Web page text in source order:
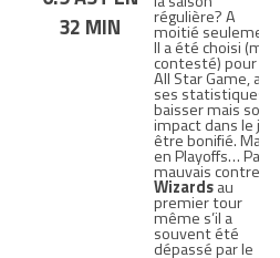
32 MIN
régulière? A
moitié
Il a été choisi
contesté) pour le
All Star Game, a
ses statistiques
baisser mais son
impact dans le jeu
être bonifié. Mais
en Playoffs… Pas
mauvais contre
Wizardsau
premier tour
même s’il a
souvent été
dépassé par le